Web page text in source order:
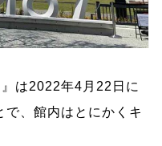
は2022年4月22日に
で、館内はとにかくキ